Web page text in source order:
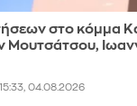
στο κόμμα
15:33, 04.08.2026